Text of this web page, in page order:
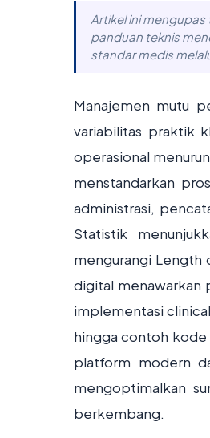
Artikel ini
panduan teknis
standar medis
Manajemen mutu
variabilitas praktik
operasional
menstandarkan
administrasi,
Statistik
mengurangi Length
digital menawarkan
implementasi
hingga contoh kode
platform modern
mengoptimalkan
berkembang.